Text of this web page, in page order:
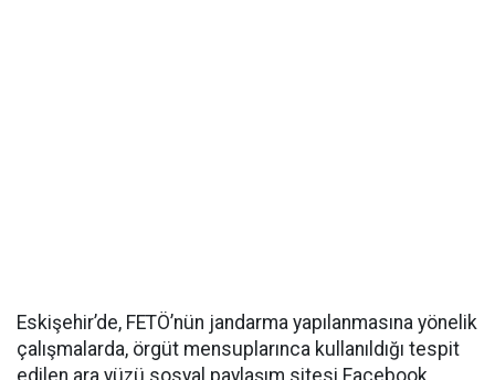
Eskişehir’de, FETÖ’nün jandarma yapılanmasına yönelik
çalışmalarda, örgüt mensuplarınca kullanıldığı tespit
edilen ara yüzü sosyal paylaşım sitesi Facebook